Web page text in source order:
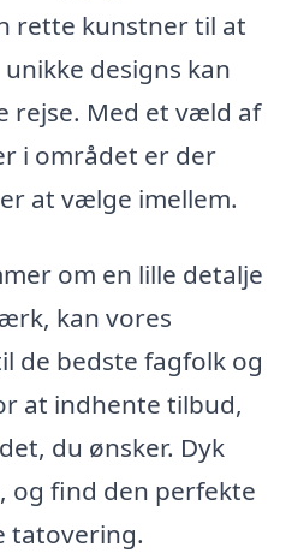
rette kunstner til at
designs kan
Med et væld af
i området er der
at vælge imellem.
om en lille detalje
kan vores
de bedste fagfolk og
at indhente tilbud,
du ønsker. Dyk
og find den perfekte
tatovering.